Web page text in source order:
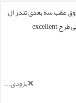
عقب سه بعدی تندر ال
بزودی...